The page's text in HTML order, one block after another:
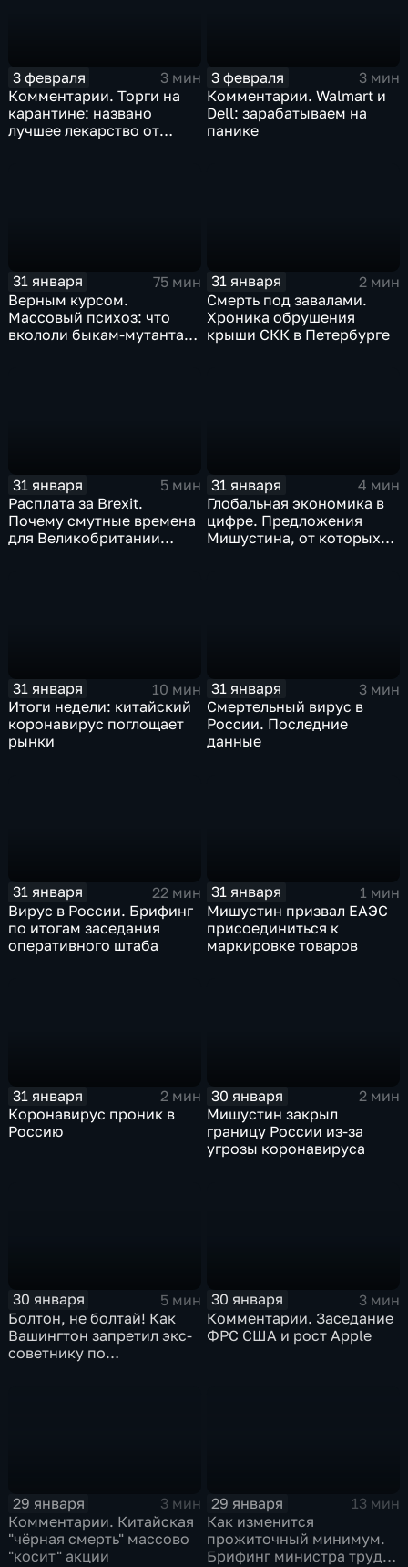
3 февраля
3 мин
Комментарии. Торги на
карантине: названо
лучшее лекарство от
3 февраля
3 мин
Комментарии. Walmart и
Dell: зарабатываем на
панике
31 января
75 мин
Верным курсом.
Массовый психоз: что
вкололи быкам-мутантам,
31 января
2 мин
Смерть под завалами.
Хроника обрушения
крыши СКК в Петербурге
31 января
5 мин
Расплата за Brexit.
Почему смутные времена
для Великобритании
31 января
4 мин
Глобальная экономика в
цифре. Предложения
Мишустина, от которых
31 января
10 мин
Итоги недели: китайский
коронавирус поглощает
рынки
31 января
3 мин
Смертельный вирус в
России. Последние
данные
31 января
22 мин
Вирус в России. Брифинг
по итогам заседания
оперативного штаба
31 января
1 мин
Мишустин призвал ЕАЭС
присоединиться к
маркировке товаров
31 января
2 мин
Коронавирус проник в
Россию
30 января
2 мин
Мишустин закрыл
границу России из-за
угрозы коронавируса
30 января
5 мин
Болтон, не болтай! Как
Вашингтон запретил экс-
советнику по
30 января
3 мин
Комментарии. Заседание
ФРС США и рост Apple
29 января
3 мин
Комментарии. Китайская
"чёрная смерть" массово
"косит" акции
29 января
13 мин
Как изменится
прожиточный минимум.
Брифинг министра труда